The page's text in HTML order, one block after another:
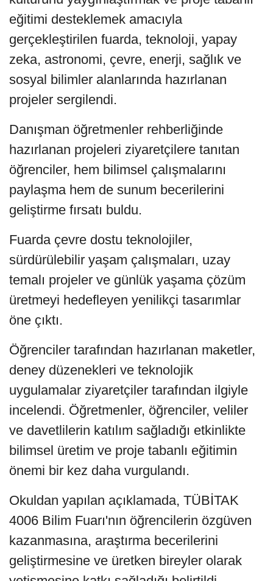
eğitimi desteklemek amacıyla
gerçekleştirilen fuarda, teknoloji, yapay
zeka, astronomi, çevre, enerji, sağlık ve
sosyal bilimler alanlarında hazırlanan
projeler sergilendi.
Danışman öğretmenler rehberliğinde
hazırlanan projeleri ziyaretçilere tanıtan
öğrenciler, hem bilimsel çalışmalarını
paylaşma hem de sunum becerilerini
geliştirme fırsatı buldu.
Fuarda çevre dostu teknolojiler,
sürdürülebilir yaşam çalışmaları, uzay
temalı projeler ve günlük yaşama çözüm
üretmeyi hedefleyen yenilikçi tasarımlar
öne çıktı.
Öğrenciler tarafından hazırlanan maketler,
deney düzenekleri ve teknolojik
uygulamalar ziyaretçiler tarafından ilgiyle
incelendi. Öğretmenler, öğrenciler, veliler
ve davetlilerin katılım sağladığı etkinlikte
bilimsel üretim ve proje tabanlı eğitimin
önemi bir kez daha vurgulandı.
Okuldan yapılan açıklamada, TÜBİTAK
4006 Bilim Fuarı'nın öğrencilerin özgüven
kazanmasına, araştırma becerilerini
geliştirmesine ve üretken bireyler olarak